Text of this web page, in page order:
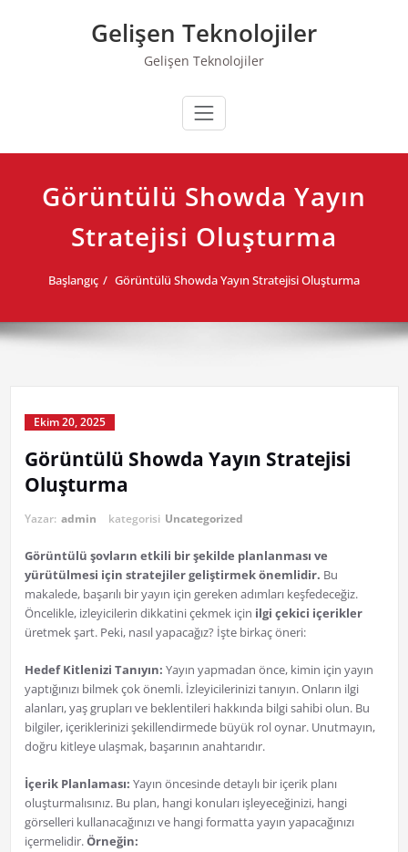
Gelişen Teknolojiler
Gelişen Teknolojiler
Görüntülü Showda Yayın
Stratejisi Oluşturma
Başlangıç Görüntülü Showda Yayın Stratejisi Oluşturma
Ekim 20, 2025
Görüntülü Showda Yayın Stratejisi
Oluşturma
Yazar: admin kategorisi Uncategorized
Görüntülü şovların etkili bir şekilde planlanması ve
yürütülmesi için stratejiler geliştirmek önemlidir. Bu
makalede, başarılı bir yayın için gereken adımları keşfedeceğiz.
Öncelikle, izleyicilerin dikkatini çekmek için ilgi çekici içerikler
üretmek şart. Peki, nasıl yapacağız? İşte birkaç öneri:
Hedef Kitlenizi Tanıyın: Yayın yapmadan önce, kimin için yayın
yaptığınızı bilmek çok önemli. İzleyicilerinizi tanıyın. Onların ilgi
alanları, yaş grupları ve beklentileri hakkında bilgi sahibi olun. Bu
bilgiler, içeriklerinizi şekillendirmede büyük rol oynar. Unutmayın,
doğru kitleye ulaşmak, başarının anahtarıdır.
İçerik Planlaması: Yayın öncesinde detaylı bir içerik planı
oluşturmalısınız. Bu plan, hangi konuları işleyeceğinizi, hangi
görselleri kullanacağınızı ve hangi formatta yayın yapacağınızı
içermelidir.Örneğin: